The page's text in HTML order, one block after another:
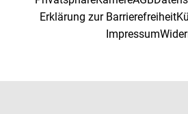
Erklärung zur Barrierefreiheit
Impressum